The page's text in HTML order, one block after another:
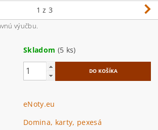
1 z 3
výučbu.
Skladom (5 ks)
eNoty.eu
Domina, karty, pexesá